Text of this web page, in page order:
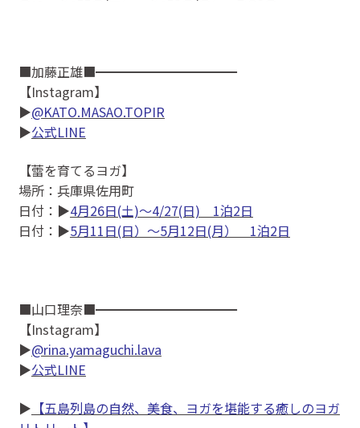
■加藤正雄■━━━━━━━━━━━
【Instagram】
▶@KATO.MASAO.TOPIR
▶公式LINE
【蕾を育てるヨガ】
場所：兵庫県佐用町
日付：▶4月26日(土)〜4/27(日) 1泊2日
日付：▶5月11日(日）〜5月12日(月） 1泊2日
■山口理奈■━━━━━━━━━━━
【Instagram】
▶@rina.yamaguchi.lava
▶公式LINE
▶ 【五島列島の自然、美食、ヨガを堪能する癒しのヨガ